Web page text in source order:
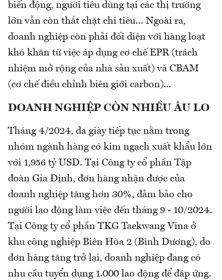
biến động, người tiêu dùng tại các thị trường
lớn vẫn còn thắt chặt chi tiêu… Ngoài ra,
doanh nghiệp còn phải đối diện với hàng loạt
khó khăn từ việc áp dụng cơ chế EPR (trách
nhiệm mở rộng của nhà sản xuất) và CBAM
(cơ chế điều chỉnh biên giới carbon)...
DOANH NGHIỆP CÒN NHIỀU ÂU LO
Tháng 4/2024, da giày tiếp tục nằm trong
nhóm ngành hàng có kim ngạch xuất khẩu lớn
với 1,956 tỷ USD. Tại Công ty cổ phần Tập
đoàn Gia Định, đơn hàng nhận được của
doanh nghiệp tăng hơn 30%, đảm bảo cho
người lao động làm việc đến tháng 9 - 10/2024.
Tại Công ty cổ phần TKG Taekwang Vina ở
khu công nghiệp Biên Hòa 2 (Bình Dương), do
đơn hàng tăng trở lại, doanh nghiệp đang có
nhu cầu tuyển dụng 1.000 lao động để đáp ứng.